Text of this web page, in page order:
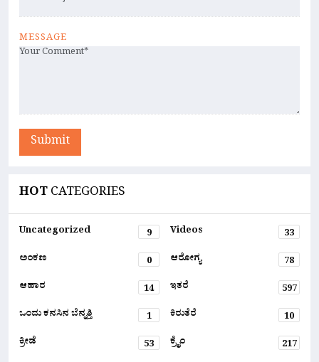
MESSAGE
Submit
HOTCATEGORIES
Uncategorized 9 Videos
33
ಅಂಕಣ
0 ಆರೋಗ್ಯ
78
ಆಹಾರ
14 ಇತರೆ
597
ಒಂದು ಕನಸಿನ ಬೆನ್ನತ್ತಿ
1 ಕಿರುತೆರೆ
10
ಕ್ರೀಡೆ
53 ಕ್ರೈಂ
217